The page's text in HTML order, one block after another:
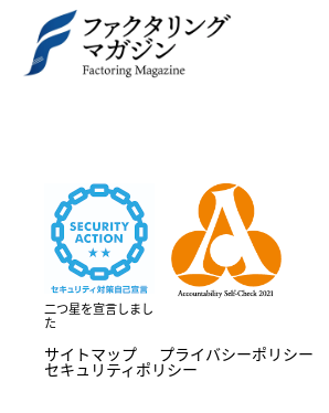
二つ星を宣言しまし
た
サイトマップ プライバシーポリシー
セキュリティポリシー